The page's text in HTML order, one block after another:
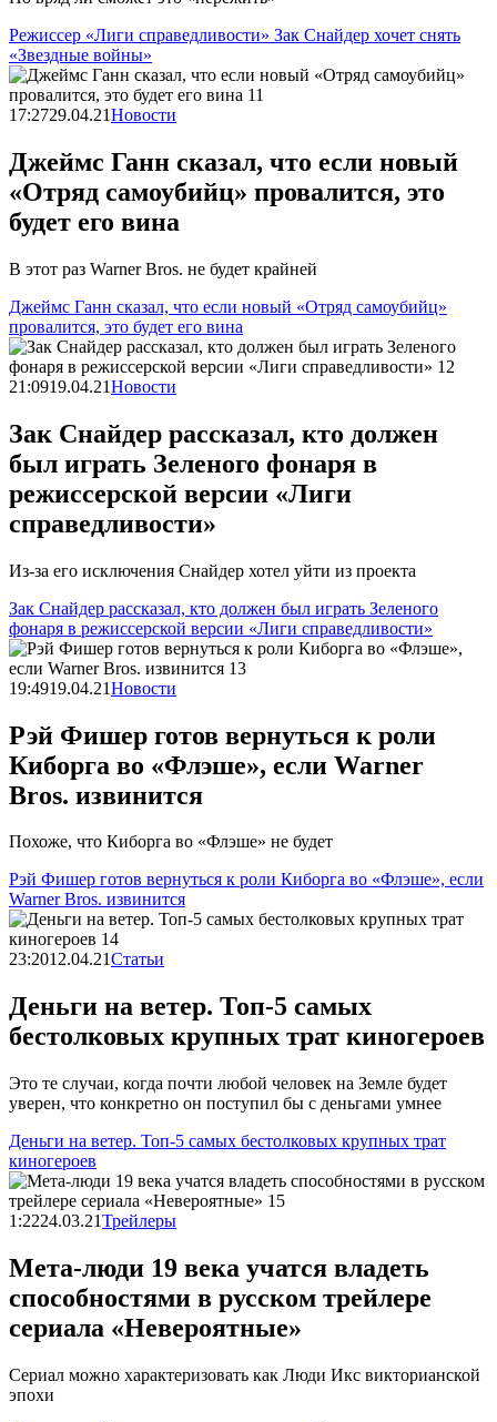
Режиссер «Лиги справедливости» Зак Снайдер хочет снять
«Звездные войны»
17:2729.04.21Новости
Джеймс Ганн сказал, что если новый
«Отряд самоубийц» провалится, это
будет его вина
В этот раз Warner Bros. не будет крайней
Джеймс Ганн сказал, что если новый «Отряд самоубийц»
провалится, это будет его вина
21:0919.04.21Новости
Зак Снайдер рассказал, кто должен
был играть Зеленого фонаря в
режиссерской версии «Лиги
справедливости»
Из-за его исключения Снайдер хотел уйти из проекта
Зак Снайдер рассказал, кто должен был играть Зеленого
фонаря в режиссерской версии «Лиги справедливости»
19:4919.04.21Новости
Рэй Фишер готов вернуться к роли
Киборга во «Флэше», если Warner
Bros. извинится
Похоже, что Киборга во «Флэше» не будет
Рэй Фишер готов вернуться к роли Киборга во «Флэше», если
Warner Bros. извинится
23:2012.04.21Статьи
Деньги на ветер. Топ-5 самых
бестолковых крупных трат киногероев
Это те случаи, когда почти любой человек на Земле будет
уверен, что конкретно он поступил бы с деньгами умнее
Деньги на ветер. Топ-5 самых бестолковых крупных трат
киногероев
1:2224.03.21Трейлеры
Мета-люди 19 века учатся владеть
способностями в русском трейлере
сериала «Невероятные»
Сериал можно характеризовать как Люди Икс викторианской
эпохи